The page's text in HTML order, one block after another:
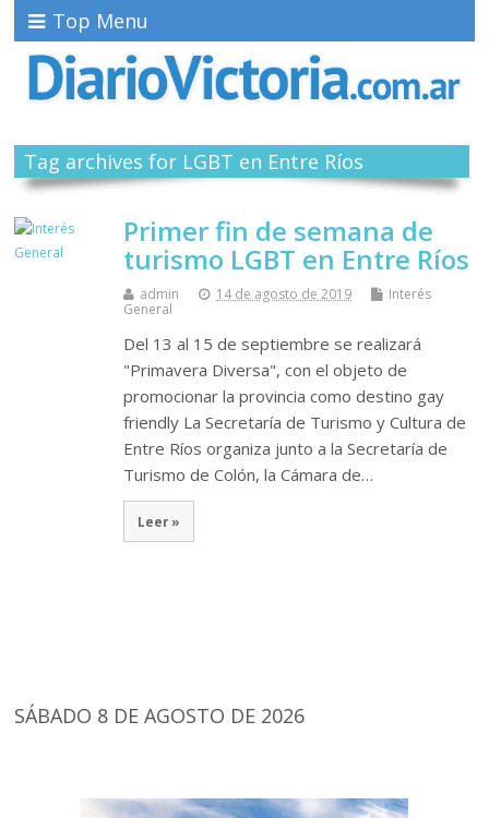
Top Menu
Tag archives for LGBT en Entre Ríos
Primer fin de semana de
turismo LGBT en Entre Ríos
admin 14 de agosto de 2019
Interés
General
Del 13 al 15 de septiembre se realizará
"Primavera Diversa", con el objeto de
promocionar la provincia como destino gay
friendly La Secretaría de Turismo y Cultura de
Entre Ríos organiza junto a la Secretaría de
Turismo de Colón, la Cámara de…
Leer »
SÁBADO 8 DE AGOSTO DE 2026